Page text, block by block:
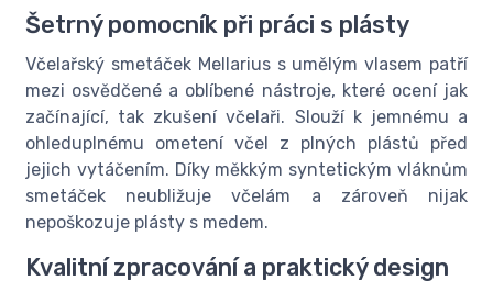
Šetrný pomocník při práci s plásty
Včelařský smetáček Mellarius s umělým vlasem patří
mezi osvědčené a oblíbené nástroje, které ocení jak
začínající, tak zkušení včelaři. Slouží k jemnému a
ohleduplnému ometení včel z plných plástů před
jejich vytáčením. Díky měkkým syntetickým vláknům
smetáček neubližuje včelám a zároveň nijak
nepoškozuje plásty s medem.
Kvalitní zpracování a praktický design